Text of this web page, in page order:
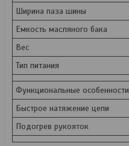
Ширина паза шины
Емкость масляного бака
Вес
Тип питания
Функциональные особенности
Быстрое натяжение цепи
Подогрев рукояток